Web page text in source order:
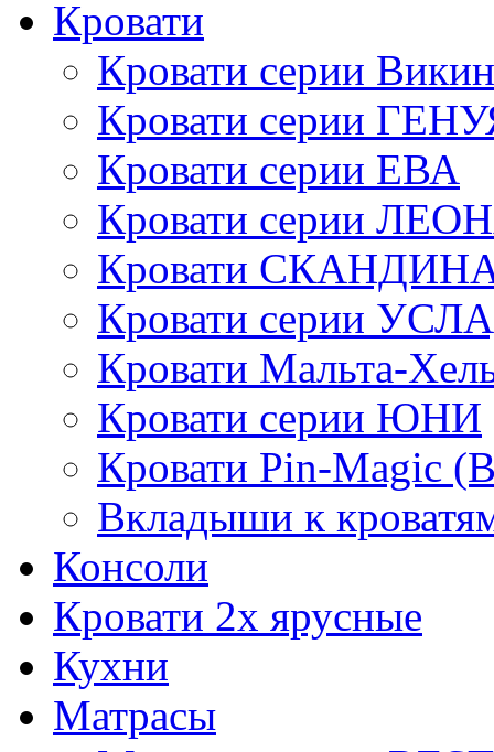
Кровати
Кровати серии
Кровати серии
Кровати серии ЕВА
Кровати серии
Кровати
Кровати серии
Кровати Мальта-
Кровати серии ЮНИ
Кровати Pin-Magic
Вкладыши к
Консоли
Кровати 2х ярусные
Кухни
Матрасы